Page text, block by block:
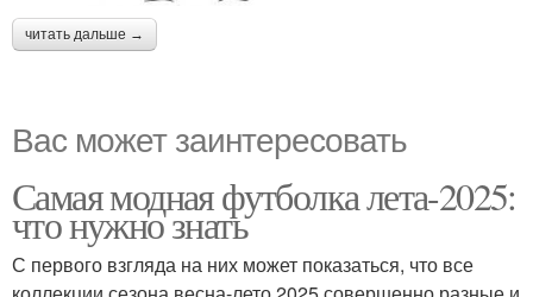
читать дальше →
Вас может заинтересовать
Самая модная футболка лета-2025:
что нужно знать
С первого взгляда на них может показаться, что все